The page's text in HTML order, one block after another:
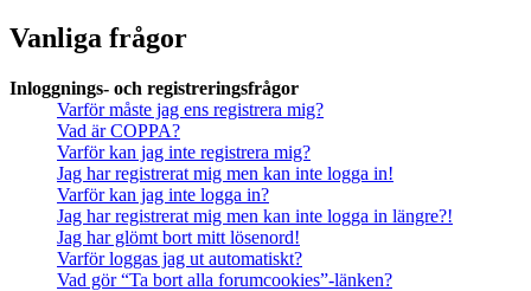
Vanliga frågor
Inloggnings- och registreringsfrågor
Varför måste jag ens registrera mig?
Vad är COPPA?
Varför kan jag inte registrera mig?
Jag har registrerat mig men kan inte logga in!
Varför kan jag inte logga in?
Jag har registrerat mig men kan inte logga in längre?!
Jag har glömt bort mitt lösenord!
Varför loggas jag ut automatiskt?
Vad gör “Ta bort alla forumcookies”-länken?